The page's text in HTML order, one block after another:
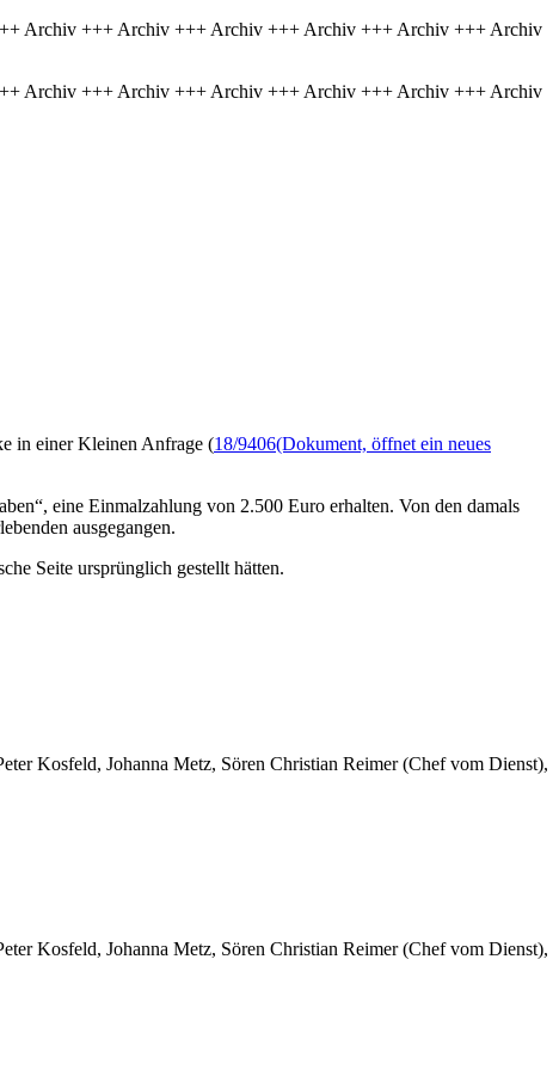
Archiv +++ Archiv +++ Archiv +++ Archiv +++ Archiv +++ Archiv
Archiv +++ Archiv +++ Archiv +++ Archiv +++ Archiv +++ Archiv
in einer Kleinen Anfrage (18/9406(Dokument, öffnet ein neues
eine Einmalzahlung von 2.500 Euro erhalten. Von den damals
ausgegangen.
Seite ursprünglich gestellt hätten.
Kosfeld, Johanna Metz, Sören Christian Reimer (Chef vom Dienst),
Kosfeld, Johanna Metz, Sören Christian Reimer (Chef vom Dienst),